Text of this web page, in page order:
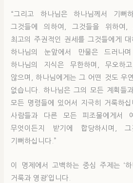
“그리고 하나님은 하나님께서 기뻐
그것들에 의하여, 그것들을 위하여,
최고의 주권적인 권세를 그것들에게 대
하나님의 눈앞에서 만물은 드러나
하나님의 지식은 무한하며, 무오하
않으며, 하나님에게는 그 어떤 것도 우
없습니다. 하나님은 그의 모든 계획들
모든 명령들에 있어서 지극히 거룩하
사람들과 다른 모든 피조물에게서
무엇이든지 받기에 합당하시며, 그
기뻐하십니다.”
이 명제에서 고백하는 중심 주제는 ‘
거룩과 영광’입니다.